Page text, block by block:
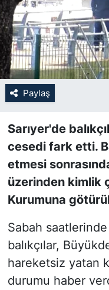
Paylaş
Sarıyer'de
cesedi fark etti.
etmesi
üzerinden kimlik
Kurumuna
Sabah
balıkçılar,
hareketsiz yatan
durumu haber
SAĞLIK
SARIYER
SARIYER İMAR
SEKTÖR
SİYASET
SON DAKİKA
SPOR
TÜRKİYE VE
VİDEO GALERİ